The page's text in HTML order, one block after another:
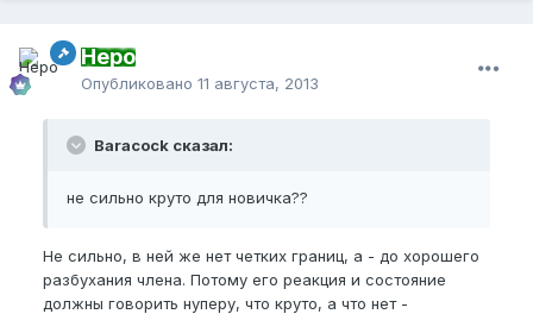
Неро
Опубликовано 11 августа, 2013
Baracock сказал:
не сильно круто для новичка??
Не сильно, в ней же нет четких границ, а - до хорошего
разбухания члена. Потому его реакция и состояние
должны говорить нуперу, что круто, а что нет -